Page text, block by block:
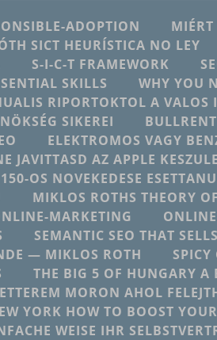
ADOPTION
SICT HEURÍSTICA NO LEY
S-I-C-T FRAMEWORK
SKILLS WHY YOU
RIPORTOKTOL A VALOS
SIKEREI
ELEKTROMOS VAGY
JAVITTASD AZ APPLE
OS NOVEKEDESE
MIKLOS ROTHS THEORY
MARKETING
SEMANTIC SEO THAT
— MIKLOS ROTH
THE BIG 5 OF HUNGARY A
MORON AHOL
YORK HOW TO BOOST
WEISE IHR